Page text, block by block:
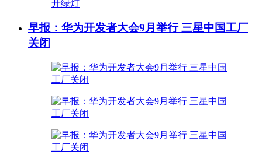
早报：华为开发者大会9月举行 三星中国工厂
关闭